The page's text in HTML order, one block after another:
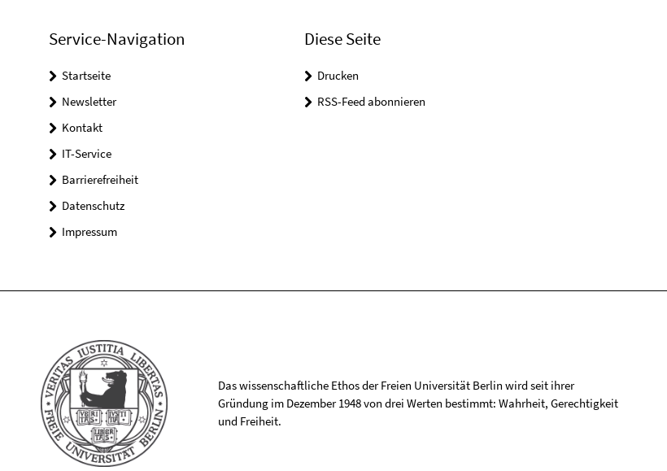
Service-Navigation
Startseite
Newsletter
Kontakt
IT-Service
Barrierefreiheit
Datenschutz
Impressum
Diese Seite
Drucken
RSS-Feed abonnieren
Das wissenschaftliche Ethos der Freien Universität Berlin wird seit ihrer
Gründung im Dezember 1948 von drei Werten bestimmt: Wahrheit, Gerechtigkeit
und Freiheit.